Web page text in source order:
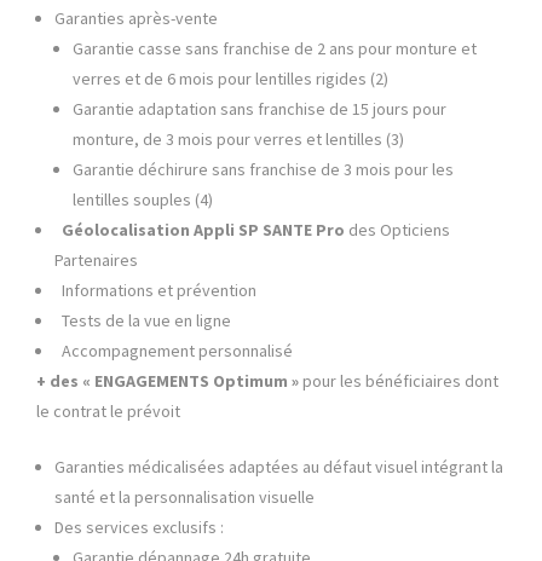
Garanties après-vente
Garantie casse sans franchise de 2 ans pour monture et
verres et de 6 mois pour lentilles rigides (2)
Garantie adaptation sans franchise de 15 jours pour
monture, de 3 mois pour verres et lentilles (3)
Garantie déchirure sans franchise de 3 mois pour les
lentilles souples (4)
Géolocalisation Appli SP SANTE Pro des Opticiens
Partenaires
Informations et prévention
Tests de la vue en ligne
Accompagnement personnalisé
+ des « ENGAGEMENTS Optimum » pour les bénéficiaires dont
le contrat le prévoit
Garanties médicalisées adaptées au défaut visuel intégrant la
santé et la personnalisation visuelle
Des services exclusifs :